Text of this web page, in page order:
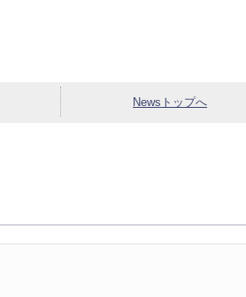
Newsトップへ